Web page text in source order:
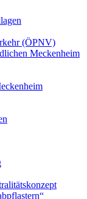
(ÖPNV)
Meckenheim